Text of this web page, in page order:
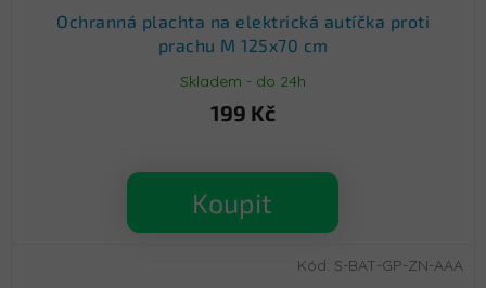
Ochranná plachta na elektrická autíčka proti
prachu M 125x70 cm
Skladem - do 24h
199 Kč
Koupit
Kód: S-BAT-GP-ZN-AAA